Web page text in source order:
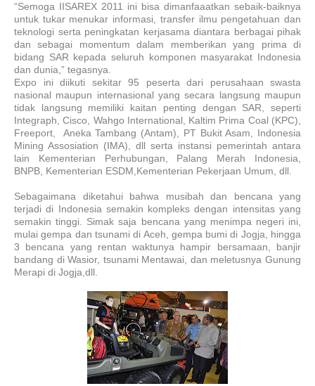
“Semoga IISAREX 2011 ini bisa dimanfaaatkan sebaik-baiknya
untuk tukar menukar informasi, transfer ilmu pengetahuan dan
teknologi serta peningkatan kerjasama diantara berbagai pihak
dan sebagai momentum dalam memberikan yang prima di
bidang SAR kepada seluruh komponen masyarakat Indonesia
dan dunia,” tegasnya.
Expo ini diikuti sekitar 95 peserta dari perusahaan swasta
nasional maupun internasional yang secara langsung maupun
tidak langsung memiliki kaitan penting dengan SAR, seperti
Integraph, Cisco, Wahgo International, Kaltim Prima Coal (KPC),
Freeport, Aneka Tambang (Antam), PT Bukit Asam, Indonesia
Mining Assosiation (IMA), dll serta instansi pemerintah antara
lain Kementerian Perhubungan, Palang Merah Indonesia,
BNPB, Kementerian ESDM,Kementerian Pekerjaan Umum, dll.
Sebagaimana diketahui bahwa musibah dan bencana yang
terjadi di Indonesia semakin kompleks dengan intensitas yang
semakin tinggi. Simak saja bencana yang menimpa negeri ini,
mulai gempa dan tsunami di Aceh, gempa bumi di Jogja, hingga
3 bencana yang rentan waktunya hampir bersamaan, banjir
bandang di Wasior, tsunami Mentawai, dan meletusnya Gunung
Merapi di Jogja,dll.